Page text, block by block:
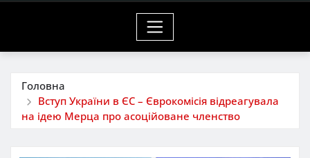
Головна
Вступ України в ЄС – Єврокомісія відреагувала
на ідею Мерца про асоційоване членство